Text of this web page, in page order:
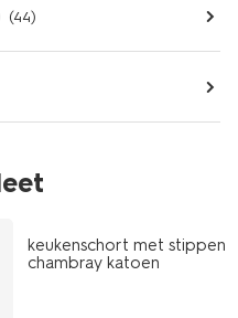
(44)
keukenschort met stippen
chambray katoen